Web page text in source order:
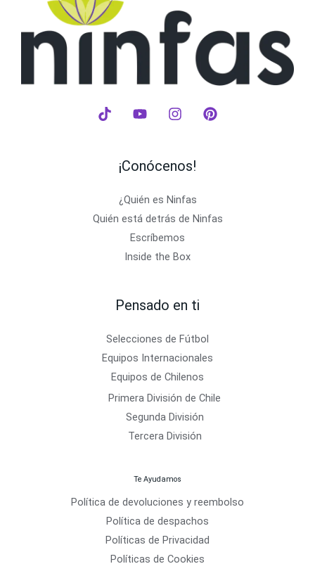
¡Conócenos!
¿Quién es Ninfas
Quién está detrás de Ninfas
Escríbemos
Inside the Box
Pensado en ti
Selecciones de Fútbol
Equipos Internacionales
Equipos de Chilenos
Primera División de Chile
Segunda División
Tercera División
Te Ayudamos
Política de devoluciones y reembolso
Política de despachos
Políticas de Privacidad
Políticas de Cookies